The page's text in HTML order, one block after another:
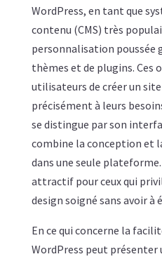
WordPress, en tant que
contenu (CMS) très
personnalisation poussée
thèmes et de plugins.
utilisateurs de créer un
précisément à leurs
se distingue par son
combine la conception et
dans une seule
attractif pour ceux qui
design soigné sans avoir à
En ce qui concerne la
WordPress peut présenter